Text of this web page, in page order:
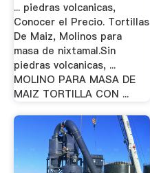
... piedras volcanicas,
Conocer el Precio. Tortillas
De Maiz, Molinos para
masa de nixtamal.Sin
piedras volcanicas, ...
MOLINO PARA MASA DE
MAIZ TORTILLA CON ...